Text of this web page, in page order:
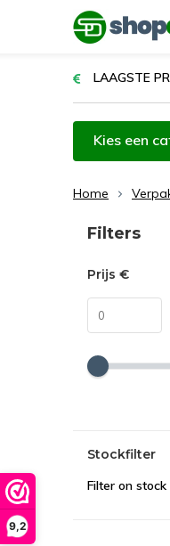
9,2
LAAGSTE
Kies een
Home
Sorteren op:
Filters
Prijs €
Stockfilter
Filter on stock